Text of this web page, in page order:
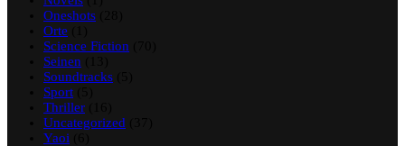
Oneshots
Orte
Science Fiction
Seinen
Soundtracks
Sport
Thriller
Uncategorized
Yaoi